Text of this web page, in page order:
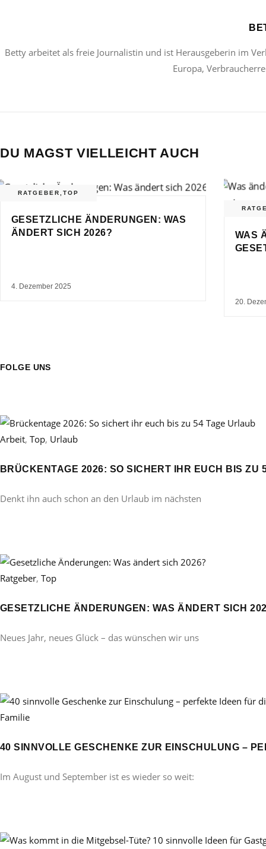
Betty arbeitet als freie Journalistin und ist Herausgeberin im
Europa,
DU MAGST VIELLEICHT AUCH
RATGEBER,TOP
GESETZLICHE ÄNDERUNGEN: WAS
ÄNDERT SICH 2026?
4. Dezember 2025
WAS
20.
FOLGE UNS
Arbeit, Top, Urlaub
BRÜCKENTAGE 2026: SO SICHERT IHR EUCH BIS ZU
Denkt ihn auch schon an den Urlaub im nächsten
Ratgeber, Top
GESETZLICHE ÄNDERUNGEN: WAS ÄNDERT SICH
Neues Jahr, neues Glück – das wünschen wir uns
Familie
40 SINNVOLLE GESCHENKE ZUR EINSCHULUNG –
Im August und September ist es wieder so weit: